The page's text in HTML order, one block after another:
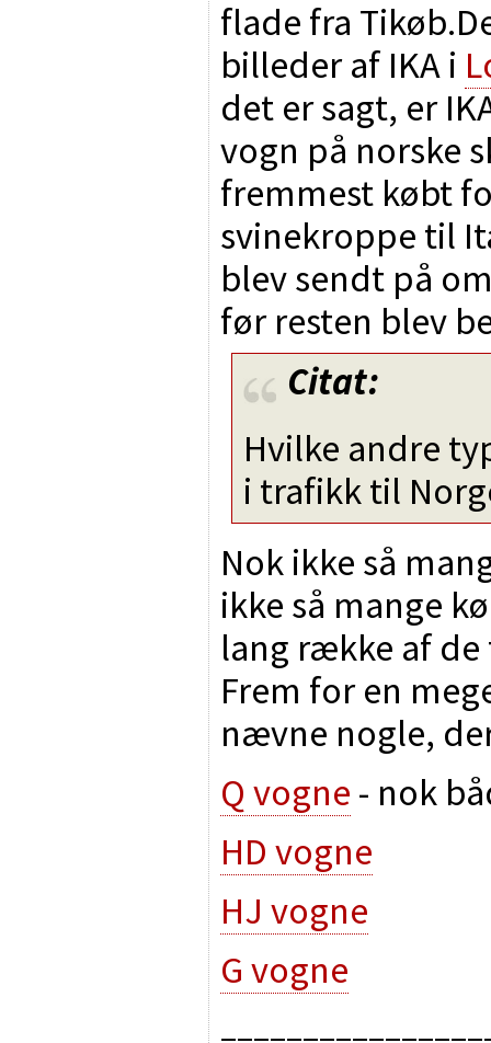
flade fra
billeder af IKA i
det er sagt, er
vogn på norske
fremmest købt
svinekroppe til
blev sendt på
før resten blev
Citat:
Hvilke andre
i trafikk til
Nok ikke så
ikke så mange
lang række af
Frem for en
nævne nogle,
Q vogne - nok
HD vogne
HJ vogne
G vogne